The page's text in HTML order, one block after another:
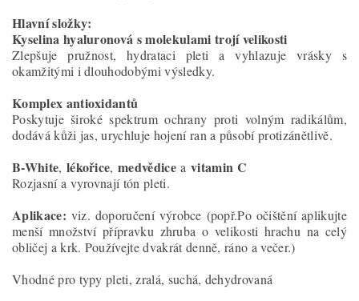
Hlavní složky:
Kyselina hyaluronová s molekulami trojí velikosti
Zlepšuje pružnost, hydrataci pleti a vyhlazuje vrásky s
okamžitými i dlouhodobými výsledky.
Komplex antioxidantů
Poskytuje široké spektrum ochrany proti volným radikálům,
dodává kůži jas, urychluje hojení ran a působí protizánětlivě.
B-White, lékořice,medvědicea vitamin C
Rozjasní a vyrovnají tón pleti.
Aplikace: viz. doporučení výrobce (popř.Po očištění aplikujte
menší množství přípravku zhruba o velikosti hrachu na celý
obličej a krk. Používejte dvakrát denně, ráno a večer.)
Vhodné pro typy pleti, zralá, suchá, dehydrovaná